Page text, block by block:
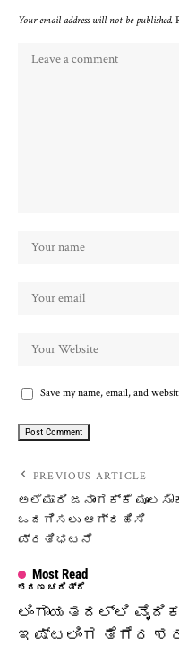
Your email address will not be published.
Save my name, email, and
PREVIOUS ARTICLE
ಅಲೆಮಾರಿ ಜನಾಂಗಕ್ಕೆ
ಒದಗಿಸಲು ಆಗ್ರಹಿಸಿ
ಪ್ರತಿಭಟನೆ
Most Read
ಶರಣ ಚರಿತ್ರೆ
ಲಿಂಗಾಯತದಲ್ಲಿ
ಇಷ್ಟಲಿಂಗ ತೆಗೆದ